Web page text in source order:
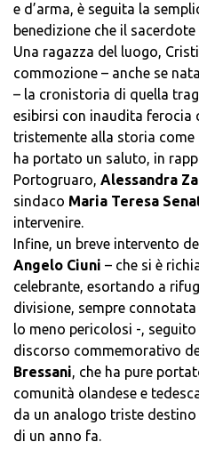
e d’arma, è seguita la
benedizione che il
Una ragazza del luogo,
commozione – anche se
– la cronistoria di quella
esibirsi con inaudita ferocia
tristemente alla storia come
ha portato un saluto, in
Portogruaro, Alessandra
sindaco Maria Teresa
intervenire.
Infine, un breve intervento
Angelo Ciuni – che si è
celebrante, esortando a
divisione, sempre
lo meno pericolosi -,
discorso commemorativo
Bressani, che ha pure
comunità olandese e
da un analogo triste
di un anno fa.